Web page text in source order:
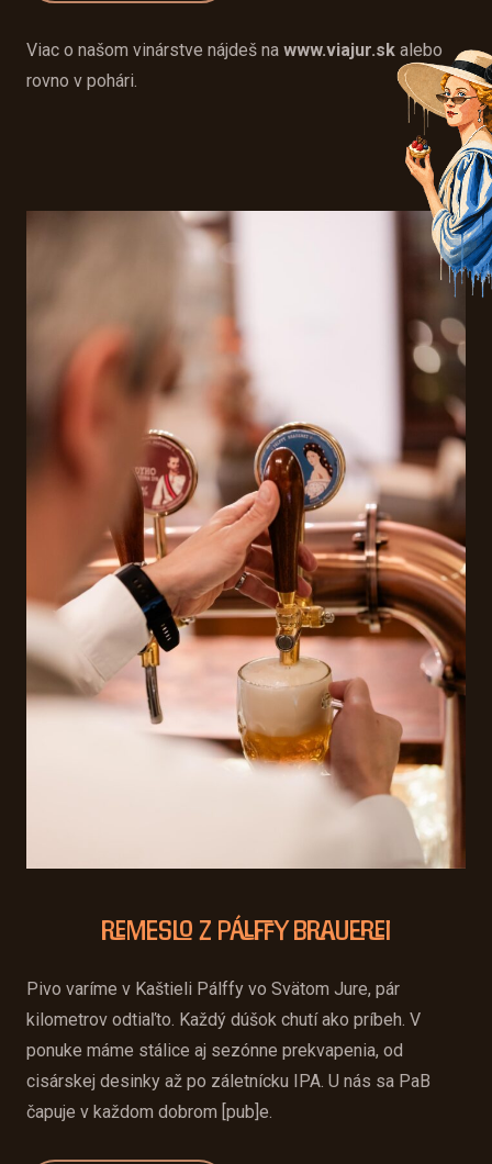
Viac o našom vinárstve nájdeš na www.viajur.sk alebo
rovno v pohári.
Remeslo z Pálffy Brauerei
Pivo varíme v Kaštieli Pálffy vo Svätom Jure, pár
kilometrov odtiaľto. Každý dúšok chutí ako príbeh. V
ponuke máme stálice aj sezónne prekvapenia, od
cisárskej desinky až po záletnícku IPA. U nás sa PaB
čapuje v každom dobrom [pub]e.